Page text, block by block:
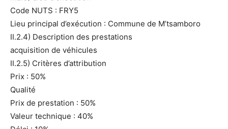
Code NUTS : FRY5
Lieu principal d’exécution : Commune de M’tsamboro
II.2.4) Description des prestations
acquisition de véhicules
II.2.5) Critères d’attribution
Prix : 50%
Qualité
Prix de prestation : 50%
Valeur technique : 40%